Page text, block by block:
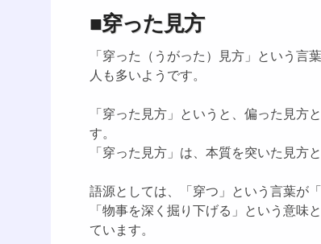
■穿った見方
「穿った（うがった）見方」という
人も多いようです。
「穿った見方」というと、偏った見方
す。
「穿った見方」は、本質を突いた見方
語源としては、「穿つ」という言葉が
「物事を深く掘り下げる」という意
ています。